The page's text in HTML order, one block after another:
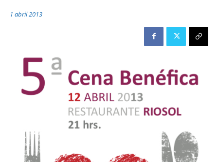
1 abril 2013